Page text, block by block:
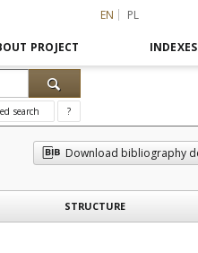
EN PL
PROJECT INDEXES
search ?
Download bibliography
STRUCTURE